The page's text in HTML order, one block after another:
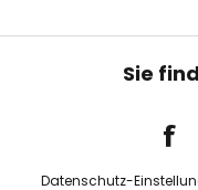
Sie
Datenschutz-